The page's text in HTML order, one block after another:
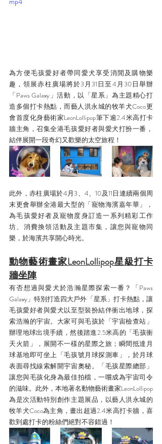
為方便毛孩愛好者帶同愛犬享受消閒及購物樂
趣，領展赤柱廣場將於3月31日至4月30日舉辦
「Paws Galaxy」活動，以「星系」為主題精心打
造多個打卡熱點，而藝人洪永城的牧羊犬Coco更
會首度化身藝術家LeonLollipop筆下逾2.4米高打卡
牆主角，召集全港毛孩愛好者與愛犬打扮一番，
結伴展開一段奇幻又歡樂的太空旅程！
此外，赤柱廣場於4月3、4、10及11日連續兩個周
末更會舉辦全港最大型的「寵物海濱嘉年華」，
為毛孩愛好者及寵物度身訂造一系列精彩工作
坊、消費換領活動及主題市集，讓您與寵物同
樂，於海濱共享開心時光。
動物藝術畫家LeonLollipop星級打卡
牆坐陣
有否想過與愛犬於浩瀚星際探索一番？「Paws
Galaxy」特別打造四大戶外「星系」打卡熱點，讓
毛孩愛好者與愛犬以至型裝扮結伴衝出地球，探
索浩瀚的宇宙。大家可與毛孩於「宇宙檢查站」
辦理地球出境手續，然後踏進2.5米高的「毛孩衝
天火箭」，展開不一樣的星際之旅；瞬間抵達月
球基地即可坐上「毛孩號月球探測車」，於月球
表面尋找線索解開宇宙奧秘。「毛孩星際總部」
讓您與毛孩化身為最佳拍檔，一嚐成為宇宙司令
的滋味。此外，本地著名動物藝術畫家LeonLollipop
為是次活動特別創作主題展品，以藝人洪永城的
牧羊犬Coco為主角，畫出超過2.4米高打卡牆，喜
歡到處打卡的粉絲們絕對不容錯過！